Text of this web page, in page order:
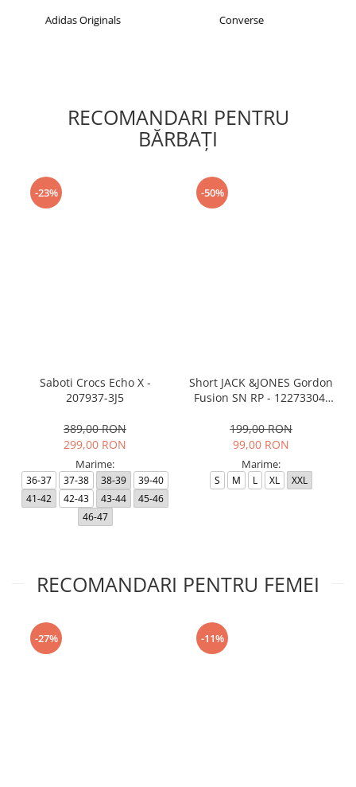
Converse
RECOMANDARI PENTRU
BĂRBAŢI
-23%
Saboti Crocs Echo X -
207937-3J5
389,00 RON
299,00 RON
Marime:
36-37 37-38 38-39
39-40
41-42
42-43 43-44
45-46
46-47
-50%
Short JACK &JONES Gordon
Fusion SN RP - 12273304-
199,00 RON
99,00 RON
Marime:
S M L XL XXL
RECOMANDARI PENTRU FEMEI
-27% -11%